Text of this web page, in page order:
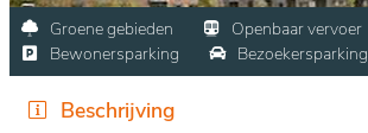
Groene gebieden Openbaar vervoer
Bewonersparking
Bezoekersparking
Beschrijving